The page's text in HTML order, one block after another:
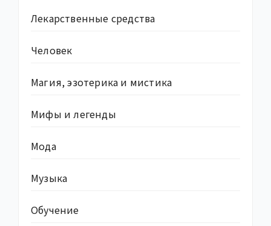
Лекарственные средства
Человек
Магия, эзотерика и мистика
Мифы и легенды
Мода
Музыка
Обучение